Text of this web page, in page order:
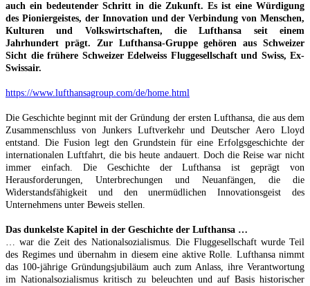
auch ein bedeutender Schritt in die Zukunft. Es ist eine Würdigung
des Pioniergeistes, der Innovation und der Verbindung von Menschen,
Kulturen und Volkswirtschaften, die Lufthansa seit einem
Jahrhundert prägt. Zur Lufthansa-Gruppe gehören aus Schweizer
Sicht die frühere Schweizer Edelweiss Fluggesellschaft und Swiss, Ex-
Swissair.
https://www.lufthansagroup.com/de/home.html
Die Geschichte beginnt mit der Gründung der ersten Lufthansa, die aus dem
Zusammenschluss von Junkers Luftverkehr und Deutscher Aero Lloyd
entstand. Die Fusion legt den Grundstein für eine Erfolgsgeschichte der
internationalen Luftfahrt, die bis heute andauert. Doch die Reise war nicht
immer einfach. Die Geschichte der Lufthansa ist geprägt von
Herausforderungen, Unterbrechungen und Neuanfängen, die die
Widerstandsfähigkeit und den unermüdlichen Innovationsgeist des
Unternehmens unter Beweis stellen.
Das dunkelste Kapitel in der Geschichte der Lufthansa …
… war die Zeit des Nationalsozialismus. Die Fluggesellschaft wurde Teil
des Regimes und übernahm in diesem eine aktive Rolle. Lufthansa nimmt
das 100-jährige Gründungsjubiläum auch zum Anlass, ihre Verantwortung
im Nationalsozialismus kritisch zu beleuchten und auf Basis historischer